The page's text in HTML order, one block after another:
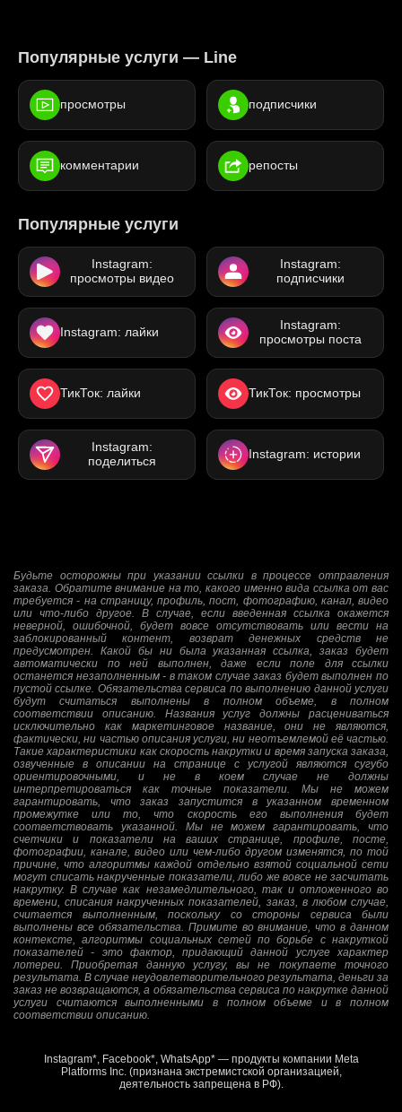
Популярные услуги — Line
просмотры подписчики
комментарии репосты
Популярные услуги
Instagram:
просмотры видео
Instagram:
подписчики
Instagram: лайки
Instagram:
просмотры поста
ТикТок: лайки ТикТок: просмотры
Instagram:
поделиться
Instagram: истории
Будьте осторожны при указании ссылки в процессе отправления
заказа. Обратите внимание на то, какого именно вида ссылка от вас
требуется - на страницу, профиль, пост, фотографию, канал, видео
или что-либо другое. В случае, если введенная ссылка окажется
неверной, ошибочной, будет вовсе отсутствовать или вести на
заблокированный контент, возврат денежных средств не
предусмотрен. Какой бы ни была указанная ссылка, заказ будет
автоматически по ней выполнен, даже если поле для ссылки
останется незаполненным - в таком случае заказ будет выполнен по
пустой ссылке. Обязательства сервиса по выполнению данной услуги
будут считаться выполнены в полном объеме, в полном
соответствии описанию. Названия услуг должны расцениваться
исключительно как маркетинговое название, они не являются,
фактически, ни частью описания услуги, ни неотъемлемой её частью.
Такие характеристики как скорость накрутки и время запуска заказа,
озвученные в описании на странице с услугой являются сугубо
ориентировочными, и не в коем случае не должны
интерпретироваться как точные показатели. Мы не можем
гарантировать, что заказ запустится в указанном временном
промежутке или то, что скорость его выполнения будет
соответствовать указанной. Мы не можем гарантировать, что
счетчики и показатели на ваших странице, профиле, посте,
фотографии, канале, видео или чем-либо другом изменятся, по той
причине, что алгоритмы каждой отдельно взятой социальной сети
могут списать накрученные показатели, либо же вовсе не засчитать
накрутку. В случае как незамедлительного, так и отложенного во
времени, списания накрученных показателей, заказ, в любом случае,
считается выполненным, поскольку со стороны сервиса были
выполнены все обязательства. Примите во внимание, что в данном
контексте, алгоритмы социальных сетей по борьбе с накруткой
показателей - это фактор, придающий данной услуге характер
лотереи. Приобретая данную услугу, вы не покупаете точного
результата. В случае неудовлетворительного результата, деньги за
заказ не возвращаются, а обязательства сервиса по накрутке данной
услуги считаются выполненными в полном объеме и в полном
соответствии описанию.
Instagram*, Facebook*, WhatsApp* — продукты компании Meta
Platforms Inc. (признана экстремистской организацией,
деятельность запрещена в РФ).